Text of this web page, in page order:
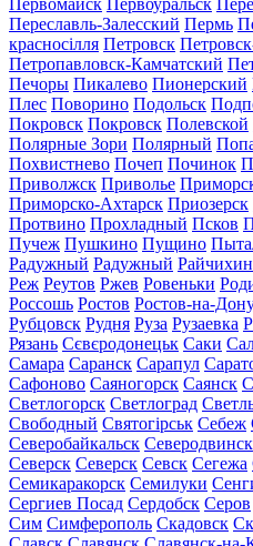
Первомайск Первоуральск
Переславль-Залесский Пермь
красносілля Петровск
Петропавловск-Камчатский
Печоры Пикалево Пионерский
Плес Поворино Подольск
Покровск Покровск Полевской
Полярные Зори Полярный
Похвистнево Почеп Починок
Приволжск Приволье
Приморско-Ахтарск Приозерск
Протвино Прохладный Псков
Пучеж Пушкино Пущино
Радужный Радужный
Реж Реутов Ржев Ровеньки
Россошь Ростов Ростов-на-
Рубцовск Рудня Руза Рузаевка
Рязань Сєвєродонецьк Саки
Самара Саранск Сарапул
Сафоново Саяногорск Саянск
Светлогорск Светлоград
Свободный Святогірськ Себеж
Северобайкальск Северодвинск
Северск Северск Севск Сегежа
Семикаракорск Семилуки
Сергиев Посад Сердобск Серов
Сим Симферополь Скадовск